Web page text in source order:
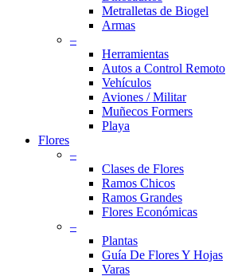
Metralletas de Biogel
Armas
–
Herramientas
Autos a Control Remoto
Vehículos
Aviones / Militar
Muñecos Formers
Playa
Flores
–
Clases de Flores
Ramos Chicos
Ramos Grandes
Flores Económicas
–
Plantas
Guía De Flores Y Hojas
Varas